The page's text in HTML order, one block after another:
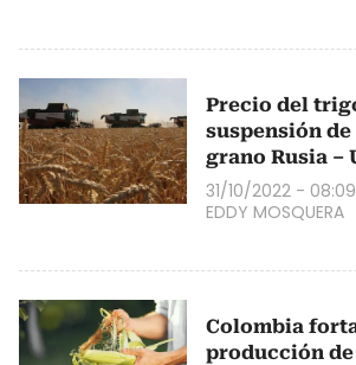
Precio del
suspensión
grano Rusia –
31/10/2022 - 08:09
EDDY MOSQUERA
Colombia
producción